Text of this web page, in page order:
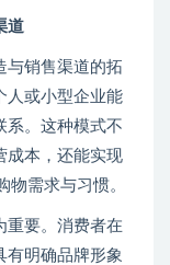
道
与销售渠道的拓
人或小型企业能
系。这种模式不
成本，还能实现
需求与习惯。
重要。消费者在
有明确品牌形象